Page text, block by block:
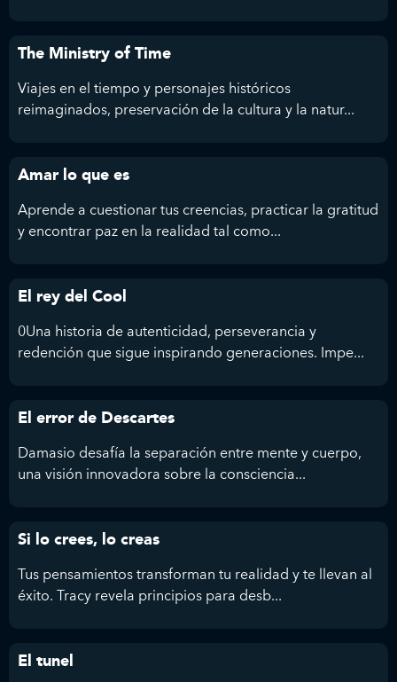
The Ministry of Time
Viajes en el tiempo y personajes históricos
reimaginados, preservación de la cultura y la natur...
Amar lo que es
Aprende a cuestionar tus creencias, practicar la gratitud
y encontrar paz en la realidad tal como...
El rey del Cool
0Una historia de autenticidad, perseverancia y
redención que sigue inspirando generaciones. Impe...
El error de Descartes
Damasio desafía la separación entre mente y cuerpo,
una visión innovadora sobre la consciencia...
Si lo crees, lo creas
Tus pensamientos transforman tu realidad y te llevan al
éxito. Tracy revela principios para desb...
El tunel